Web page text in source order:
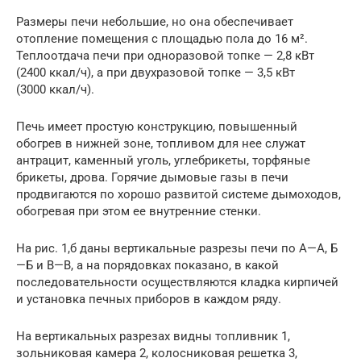
Размеры печи небольшие, но она обеспечивает
отопление помещения с площадью пола до 16 м².
Теплоотдача печи при одноразовой топке — 2,8 кВт
(2400 ккал/ч), а при двухразовой топке — 3,5 кВт
(3000 ккал/ч).
Печь имеет простую конструкцию, повышенный
обогрев в нижней зоне, топливом для нее служат
антрацит, каменный уголь, углебрикеты, торфяные
брикеты, дрова. Горячие дымовые газы в печи
продвигаются по хорошо развитой системе дымоходов,
обогревая при этом ее внутренние стенки.
На рис. 1,б даны вертикальные разрезы печи по А—А, Б
—Б и В—В, а на порядовках показано, в какой
последовательности осуществляются кладка кирпичей
и установка печных приборов в каждом ряду.
На вертикальных разрезах видны топливник 1,
зольниковая камера 2, колосниковая решетка 3,